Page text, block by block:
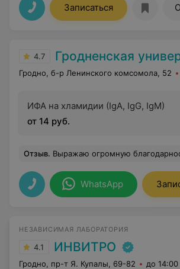
Записаться
4.7 Гродненская
Гродно, б-р Ленинского комсомола, 52
ИФА на хламидии (IgA, IgG, IgM)
от 14 руб.
Отзыв. Выражаю огромную благодарность хиругру Павлу Иосифовичу, зав. отделением Карповичу Вячеславу Евгеньевичу и всему мед
WhatsApp
НЕЗАВИСИМАЯ ЛАБОРАТОРИЯ
4.1 ИНВИТРО
Гродно, пр-т Я. Купалы, 69-82 до 14:00